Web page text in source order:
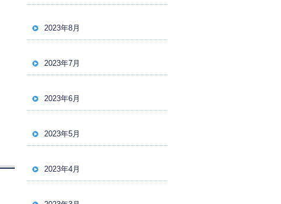
2023年8月
2023年7月
2023年6月
2023年5月
2023年4月